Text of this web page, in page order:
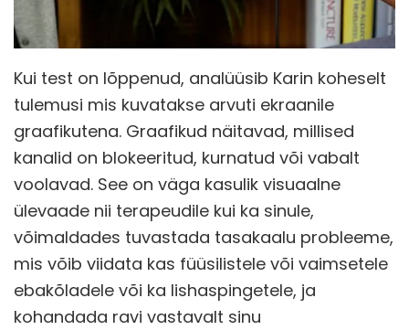
Kui test on lõppenud, analüüsib Karin koheselt
tulemusi mis kuvatakse arvuti ekraanile
graafikutena. Graafikud näitavad, millised
kanalid on blokeeritud, kurnatud või vabalt
voolavad. See on väga kasulik visuaalne
ülevaade nii terapeudile kui ka sinule,
võimaldades tuvastada tasakaalu probleeme,
mis võib viidata kas füüsilistele või vaimsetele
ebakõladele või ka lishaspingetele, ja
kohandada ravi vastavalt sinu